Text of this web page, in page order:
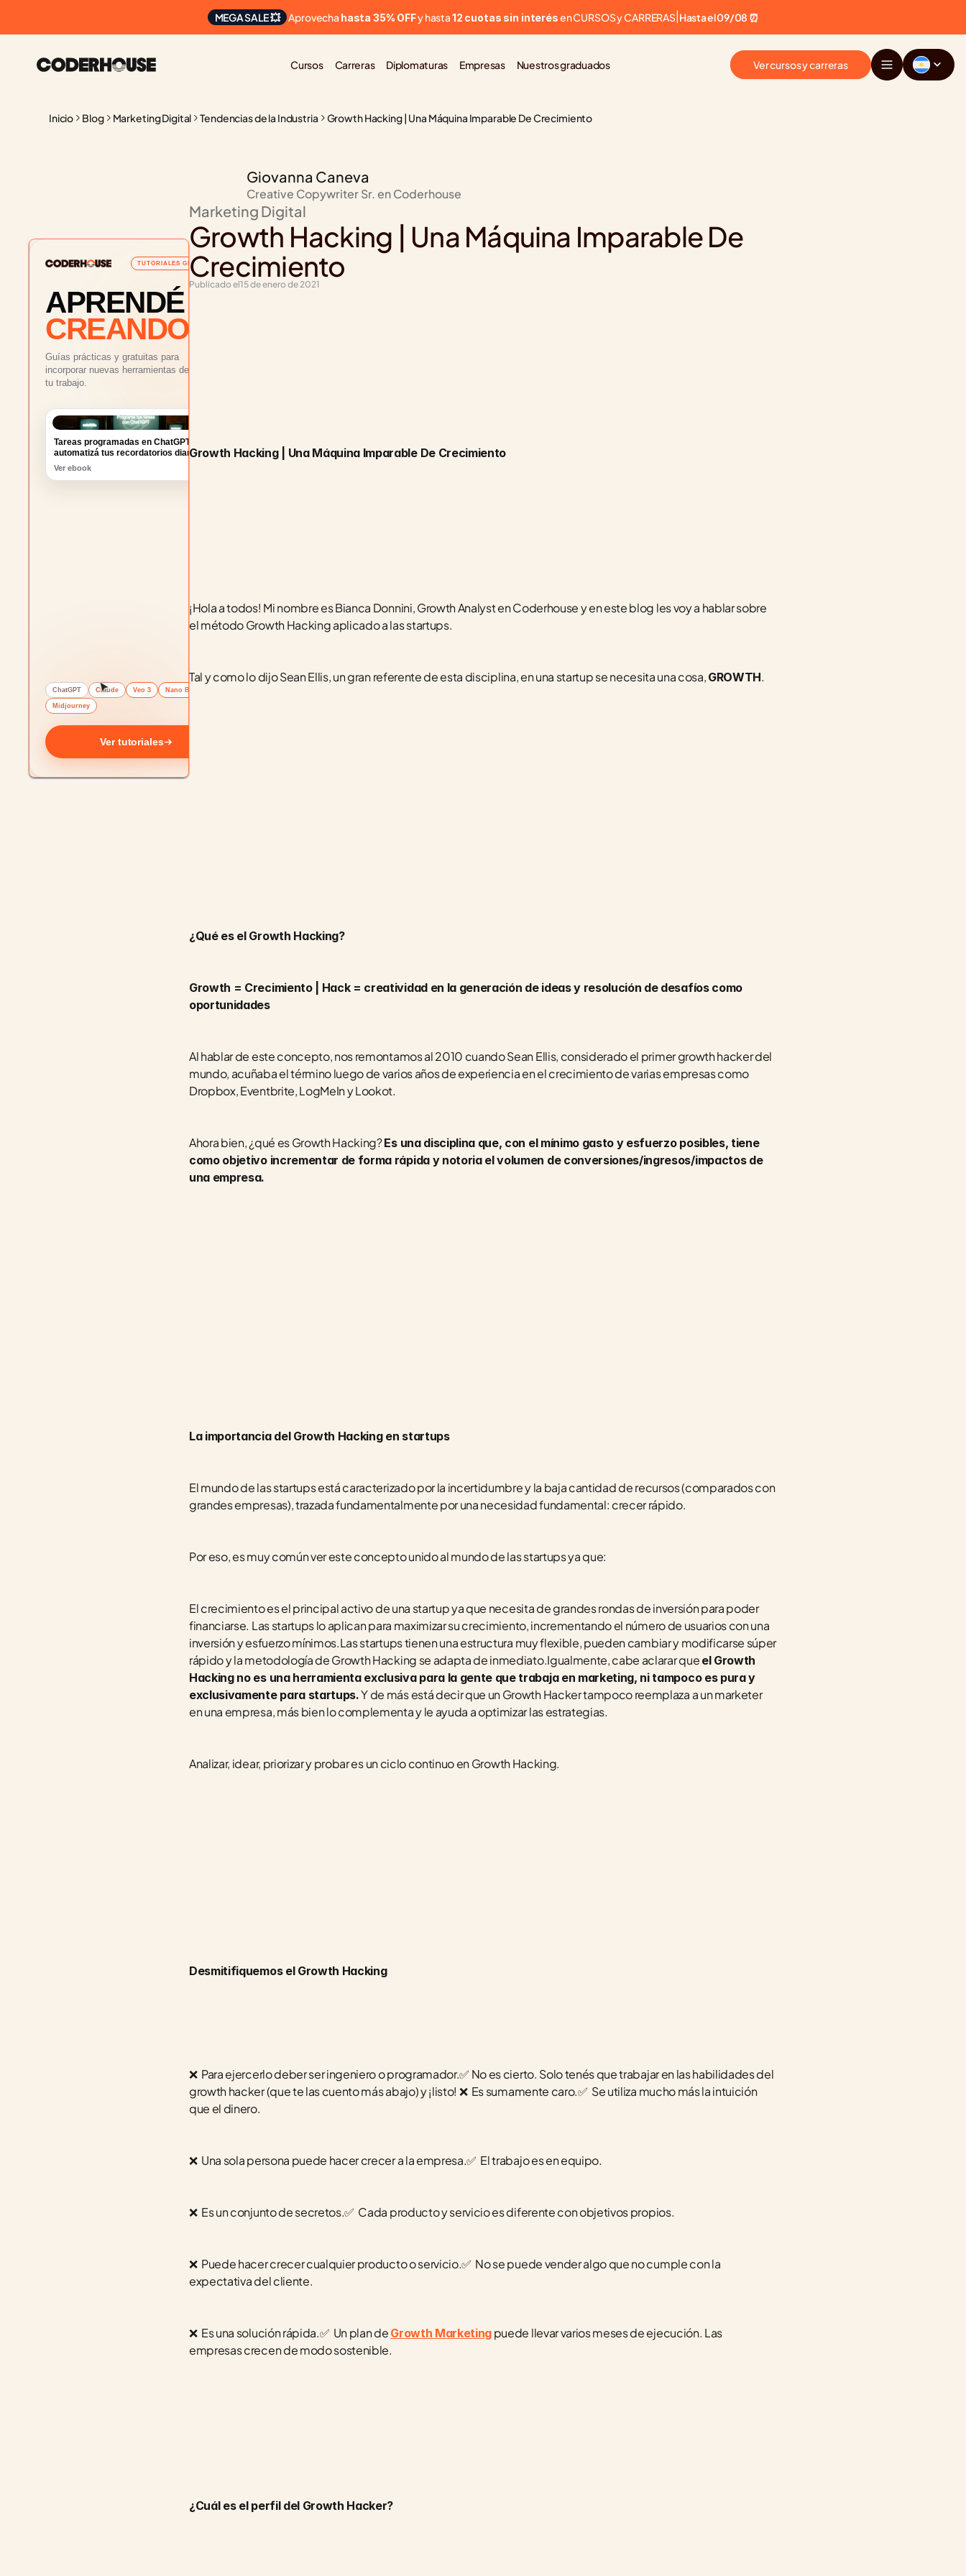
MEGA SALE 💥 Aprovecha hasta 35% OFF y hasta 12 cuotas sin interés en CURSOS y CARRERAS| Hasta el 09/08 ⏰
Cursos Carreras Diplomaturas Empresas Nuestros graduados Ver cursos y carreras
Inicio Blog Marketing Digital Tendencias de la Industria Growth Hacking | Una Máquina Imparable De Crecimiento
TUTORIALES GRATUITOS
APRENDÉ
CREANDO
Guías prácticas y gratuitas para
incorporar nuevas herramientas de IA a
tu trabajo.
Tareas programadas en ChatGPT:
automatizá tus recordatorios diarios
Ver ebook
ChatGPT Claude Veo 3 Nano Banana
Midjourney
Ver tutoriales
Giovanna Caneva
Creative Copywriter Sr. en Coderhouse
Marketing Digital
Growth Hacking | Una Máquina Imparable De
Crecimiento
Publicado el15 de enero de 2021
Growth Hacking | Una Máquina Imparable De Crecimiento
¡Hola a todos! Mi nombre es Bianca Donnini, Growth Analyst en Coderhouse y en este blog les voy a hablar sobre
el método Growth Hacking aplicado a las startups.
Tal y como lo dijo Sean Ellis, un gran referente de esta disciplina, en una startup se necesita una cosa, GROWTH.
¿Qué es el Growth Hacking?
Growth = Crecimiento | Hack = creatividad en la generación de ideas y resolución de desafíos como
oportunidades
Al hablar de este concepto, nos remontamos al 2010 cuando Sean Ellis, considerado el primer growth hacker del
mundo, acuñaba el término luego de varios años de experiencia en el crecimiento de varias empresas como
Dropbox, Eventbrite, LogMeIn y Lookot.
Ahora bien, ¿qué es Growth Hacking? Es una disciplina que, con el mínimo gasto y esfuerzo posibles, tiene
como objetivo incrementar de forma rápida y notoria el volumen de conversiones/ingresos/impactos de
una empresa.
La importancia del Growth Hacking en startups
El mundo de las startups está caracterizado por la incertidumbre y la baja cantidad de recursos (comparados con
grandes empresas), trazada fundamentalmente por una necesidad fundamental: crecer rápido.
Por eso, es muy común ver este concepto unido al mundo de las startups ya que:
El crecimiento es el principal activo de una startup ya que necesita de grandes rondas de inversión para poder
financiarse. Las startups lo aplican para maximizar su crecimiento, incrementando el número de usuarios con una
inversión y esfuerzo mínimos.Las startups tienen una estructura muy flexible, pueden cambiar y modificarse súper
rápido y la metodología de Growth Hacking se adapta de inmediato.Igualmente, cabe aclarar que el Growth
Hacking no es una herramienta exclusiva para la gente que trabaja en marketing, ni tampoco es pura y
exclusivamente para startups. Y de más está decir que un Growth Hacker tampoco reemplaza a un marketer
en una empresa, más bien lo complementa y le ayuda a optimizar las estrategias.
Analizar, idear, priorizar y probar es un ciclo continuo en Growth Hacking.
Desmitifiquemos el Growth Hacking
❌  Para ejercerlo deber ser ingeniero o programador.✅ No es cierto. Solo tenés que trabajar en las habilidades del
growth hacker (que te las cuento más abajo) y ¡listo! ❌  Es sumamente caro.✅  Se utiliza mucho más la intuición
que el dinero.
❌  Una sola persona puede hacer crecer a la empresa.✅  El trabajo es en equipo.
❌  Es un conjunto de secretos.✅  Cada producto y servicio es diferente con objetivos propios.
❌  Puede hacer crecer cualquier producto o servicio.✅  No se puede vender algo que no cumple con la
expectativa del cliente.
❌  Es una solución rápida.✅  Un plan de Growth Marketing puede llevar varios meses de ejecución. Las
empresas crecen de modo sostenible.
¿Cuál es el perfil del Growth Hacker?